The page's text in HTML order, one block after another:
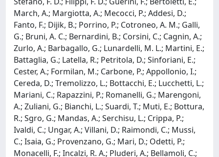
March, A.; Margiotta, A.; Mecocci, P.; Addesi, D.;
Fanto, F.; Dijik, B.; Porrino, P.; Cotroneo, A. M.; Galli,
G.; Bruni, A. C.; Bernardini, B.; Corsini, C.; Cagnin, A.;
Zurlo, A.; Barbagallo, G.; Lunardelli, M. L.; Martini, E.;
Battaglia, G.; Latella, R.; Petritola, D.; Sinforiani, E.;
Cester, A.; Formilan, M.; Carbone, P.; Appollonio, I.;
Cereda, D.; Tremolizzo, L.; Bottacchi, E.; Lucchetti, L.;
Mariani, C.; Rapazzini, P.; Romanelli, G.; Marengoni,
A.; Zuliani, G.; Bianchi, L.; Suardi, T.; Muti, E.; Bottura,
R.; Sgro, G.; Mandas, A.; Serchisu, L.; Crippa, P.;
Ivaldi, C.; Ungar, A.; Villani, D.; Raimondi, C.; Mussi,
C.; Isaia, G.; Provenzano, G.; Mari, D.; Odetti, P.;
Monacelli, F.; Incalzi, R. A.; Pluderi, A.; Bellamoli, C.;